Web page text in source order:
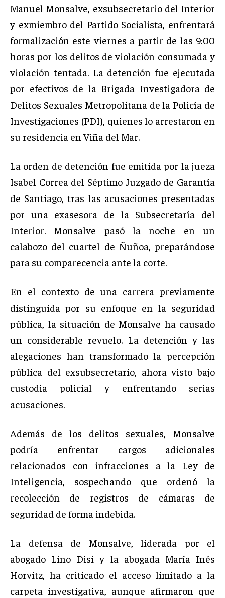
Manuel Monsalve, exsubsecretario del Interior
y exmiembro del Partido Socialista, enfrentará
formalización este viernes a partir de las 9:00
horas por los delitos de violación consumada y
violación tentada. La detención fue ejecutada
por efectivos de la Brigada Investigadora de
Delitos Sexuales Metropolitana de la Policía de
Investigaciones (PDI), quienes lo arrestaron en
su residencia en Viña del Mar.
La orden de detención fue emitida por la jueza
Isabel Correa del Séptimo Juzgado de Garantía
de Santiago, tras las acusaciones presentadas
por una exasesora de la Subsecretaría del
Interior. Monsalve pasó la noche en un
calabozo del cuartel de Ñuñoa, preparándose
para su comparecencia ante la corte.
En el contexto de una carrera previamente
distinguida por su enfoque en la seguridad
pública, la situación de Monsalve ha causado
un considerable revuelo. La detención y las
alegaciones han transformado la percepción
pública del exsubsecretario, ahora visto bajo
custodia policial y enfrentando serias
acusaciones.
Además de los delitos sexuales, Monsalve
podría enfrentar cargos adicionales
relacionados con infracciones a la Ley de
Inteligencia, sospechando que ordenó la
recolección de registros de cámaras de
seguridad de forma indebida.
La defensa de Monsalve, liderada por el
abogado Lino Disi y la abogada María Inés
Horvitz, ha criticado el acceso limitado a la
carpeta investigativa, aunque afirmaron que